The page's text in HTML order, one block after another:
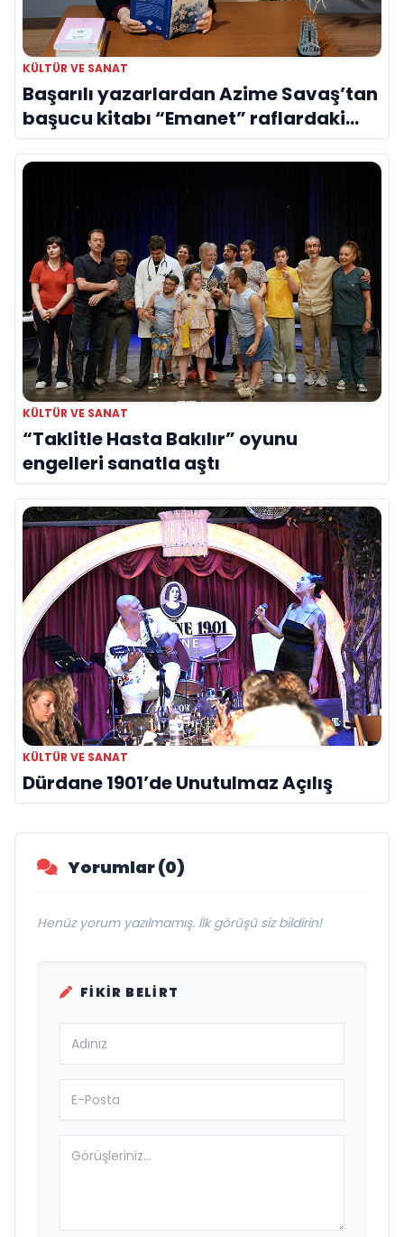
KÜLTÜR VE SANAT
Başarılı yazarlardan Azime Savaş’tan
başucu kitabı “Emanet” raflardaki
yerini aldı
KÜLTÜR VE SANAT
“Taklitle Hasta Bakılır” oyunu
engelleri sanatla aştı
KÜLTÜR VE SANAT
Dürdane 1901’de Unutulmaz Açılış
Yorumlar (0)
Henüz yorum yazılmamış. İlk görüşü siz bildirin!
FIKIR BELIRT